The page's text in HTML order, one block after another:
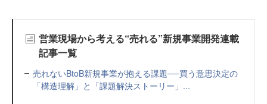
営業現場から考える“売れる”新規事業開発連載
記事一覧
売れないBtoB新規事業が抱える課題──買う意思決定の
「構造理解」と「課題解決ストーリー」...